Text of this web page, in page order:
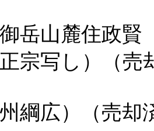
岳山麓住政賢
宗写し）（
綱広）（売却